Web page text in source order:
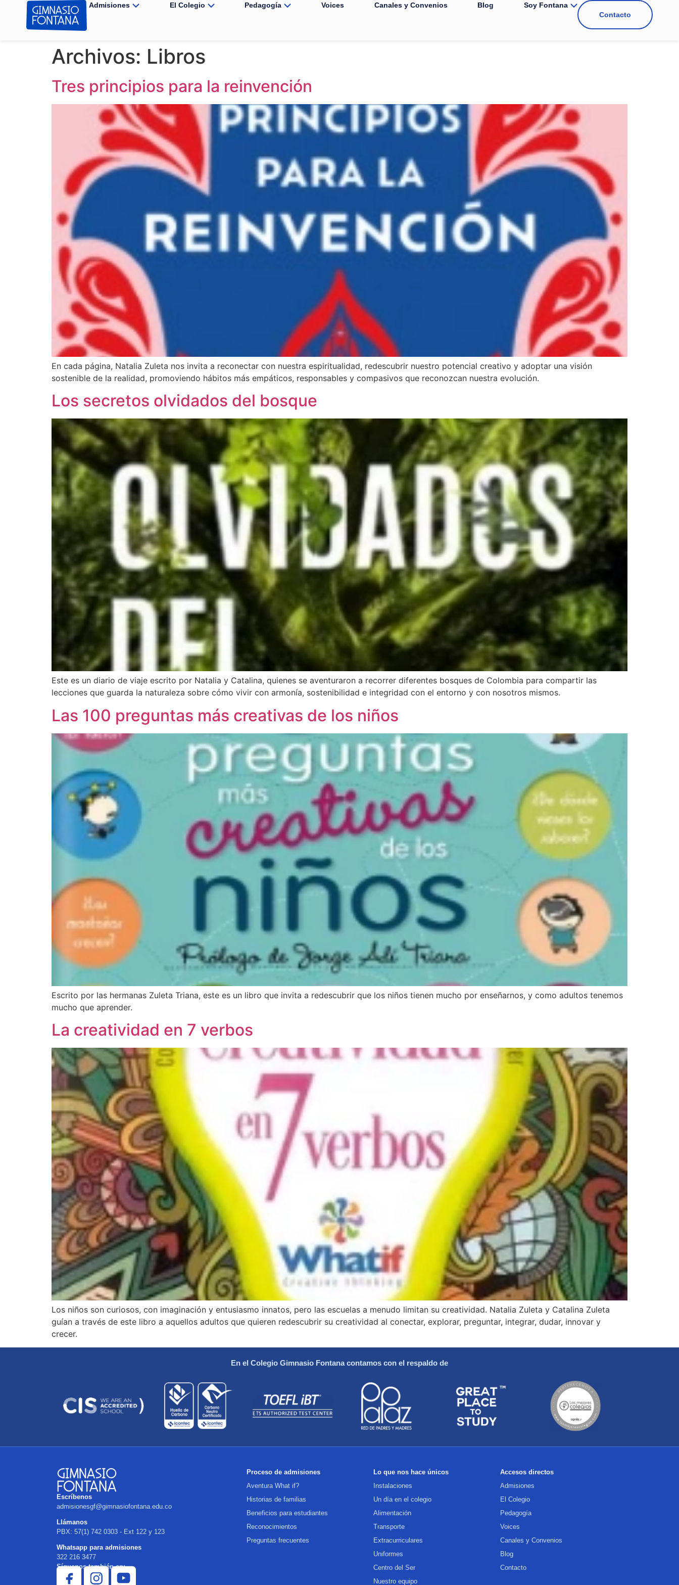
Admisiones El Colegio Pedagogía Voices Canales y Convenios Blog
Soy Fontana
Contacto
Archivos: Libros
Tres principios para la reinvención
En cada página, Natalia Zuleta nos invita a reconectar con nuestra espiritualidad, redescubrir nuestro potencial creativo y adoptar una visión
sostenible de la realidad, promoviendo hábitos más empáticos, responsables y compasivos que reconozcan nuestra evolución.
Los secretos olvidados del bosque
Este es un diario de viaje escrito por Natalia y Catalina, quienes se aventuraron a recorrer diferentes bosques de Colombia para compartir las
lecciones que guarda la naturaleza sobre cómo vivir con armonía, sostenibilidad e integridad con el entorno y con nosotros mismos.
Las 100 preguntas más creativas de los niños
Escrito por las hermanas Zuleta Triana, este es un libro que invita a redescubrir que los niños tienen mucho por enseñarnos, y como adultos tenemos
mucho que aprender.
La creatividad en 7 verbos
Los niños son curiosos, con imaginación y entusiasmo innatos, pero las escuelas a menudo limitan su creatividad. Natalia Zuleta y Catalina Zuleta
guían a través de este libro a aquellos adultos que quieren redescubrir su creatividad al conectar, explorar, preguntar, integrar, dudar, innovar y
crecer.
En el Colegio Gimnasio Fontana contamos con el respaldo de
Escríbenos
admisionesgf@gimnasiofontana.edu.co
Llámanos
PBX: 57(1) 742 0303 - Ext 122 y 123
Whatsapp para admisiones
322 216 3477
Síguenos también en:
Proceso de admisiones
Aventura What if?
Historias de familias
Beneficios para estudiantes
Reconocimientos
Preguntas frecuentes
Lo que nos hace únicos
Instalaciones
Un día en el colegio
Alimentación
Transporte
Extracurriculares
Uniformes
Centro del Ser
Nuestro equipo
Accesos directos
Admisiones
El Colegio
Pedagogía
Voices
Canales y Convenios
Blog
Contacto